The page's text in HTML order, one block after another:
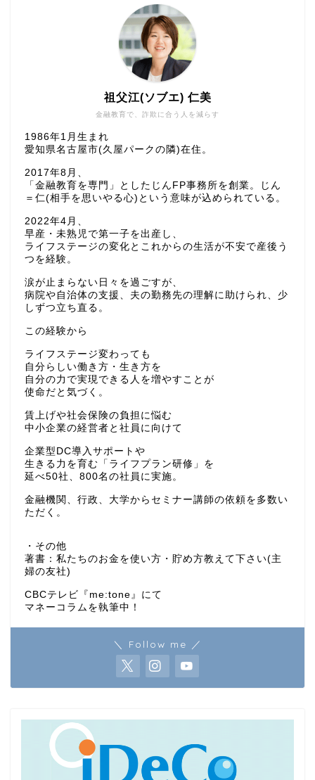
金融教育で、詐欺に合う人を減らす
祖父江(ソブエ) 仁美
1986年1月生まれ
愛知県名古屋市(久屋パークの隣)在住。
2017年8月、
「金融教育を専門」としたじんFP事務所を創業。じん
＝仁(相手を思いやる心)という意味が込められている。
2022年4月、
早産・未熟児で第一子を出産し、
ライフステージの変化とこれからの生活が不安で産後う
つを経験。
涙が止まらない日々を過ごすが、
病院や自治体の支援、夫の勤務先の理解に助けられ、少
しずつ立ち直る。
この経験から
ライフステージ変わっても
自分らしい働き方・生き方を
自分の力で実現できる人を増やすことが
使命だと気づく。
賃上げや社会保険の負担に悩む
中小企業の経営者と社員に向けて
企業型DC導入サポートや
生きる力を育む「ライフプラン研修」を
延べ50社、800名の社員に実施。
金融機関、行政、大学からセミナー講師の依頼を多数い
ただく。
・その他
著書：私たちのお金を使い方・貯め方教えて下さい(主
婦の友社)
CBCテレビ『me:tone』にて
マネーコラムを執筆中！
＼ Follow me ／